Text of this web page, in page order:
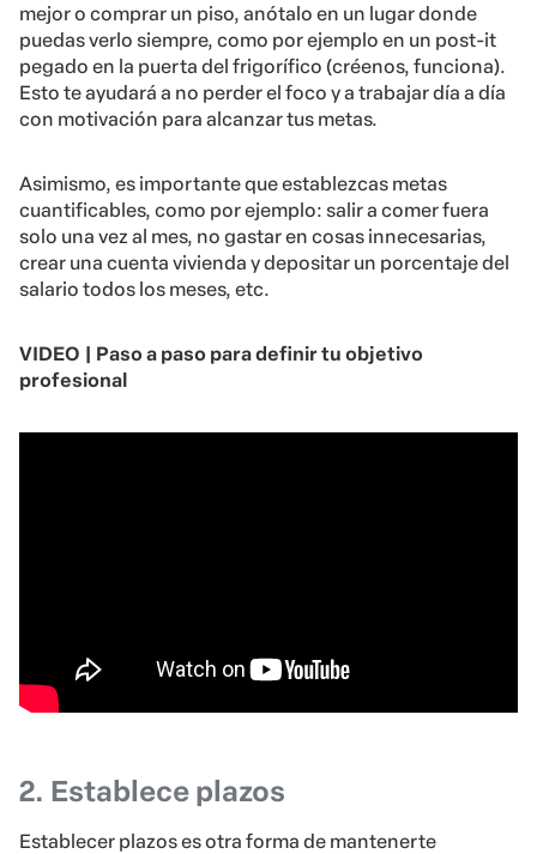
mejor o comprar un piso, anótalo en un lugar donde
puedas verlo siempre, como por ejemplo en un post-it
pegado en la puerta del frigorífico (créenos, funciona).
Esto te ayudará a no perder el foco y a trabajar día a día
con motivación para alcanzar tus metas.
Asimismo, es importante que establezcas metas
cuantificables, como por ejemplo: salir a comer fuera
solo una vez al mes, no gastar en cosas innecesarias,
crear una cuenta vivienda y depositar un porcentaje del
salario todos los meses, etc.
VIDEO | Paso a paso para definir tu objetivo
profesional
2. Establece plazos
Establecer plazos es otra forma de mantenerte